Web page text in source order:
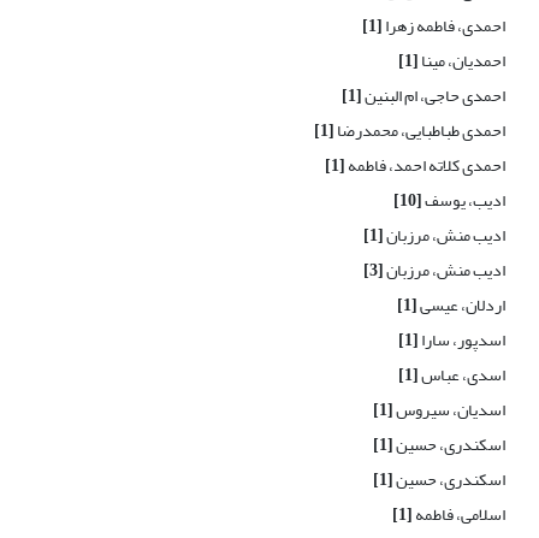
احمدی، فاطمه زهرا[1]
احمدیان، مینا[1]
احمدی حاجی، ام البنین[1]
احمدی طباطبایی، محمدرضا[1]
احمدی کلاته احمد، فاطمه[1]
ادیب، یوسف[10]
ادیب منش، مرزبان[1]
ادیب منش، مرزبان[3]
اردلان، عیسی[1]
اسدپور، سارا[1]
اسدی، عباس[1]
اسدیان، سیروس[1]
اسکندری، حسین[1]
اسکندری، حسین[1]
اسلامی، فاطمه[1]